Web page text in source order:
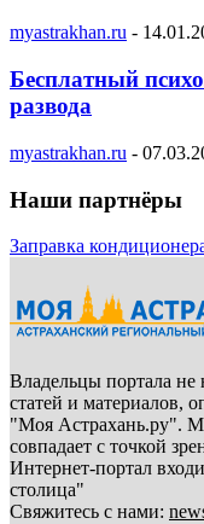
myastrakhan.ru -
Бесплатный
развода
myastrakhan.ru -
Наши партнёры
Заправка
Владельцы портала не
статей и материалов,
"Моя Астрахань.ру".
совпадает с точкой
Интернет-портал
столица"
Свяжитесь с нами: